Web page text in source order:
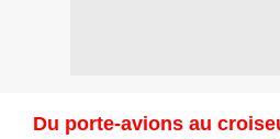
Du porte-avions au